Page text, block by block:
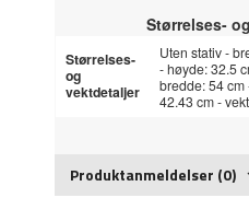
Størrelses-
Størrelses-
og
vektdetaljer
Uten stativ -
- høyde: 32.5
bredde: 54 cm
42.43 cm -
Produktanmeldelser (0)